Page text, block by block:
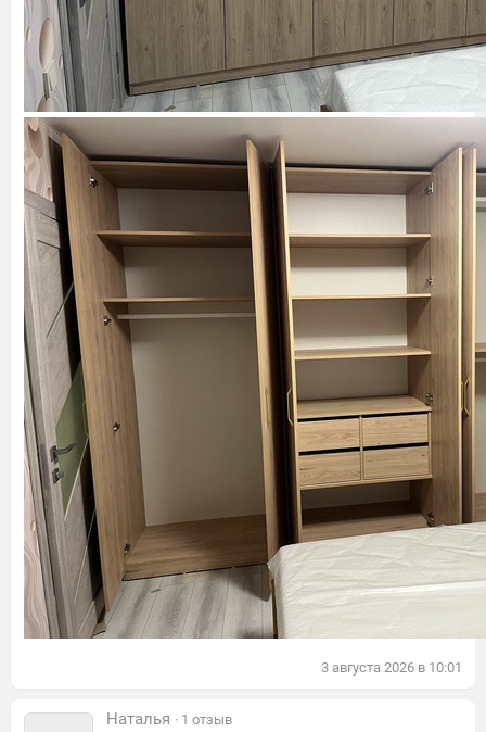
3 августа 2026 в 10:01
Наталья · 1 отзыв